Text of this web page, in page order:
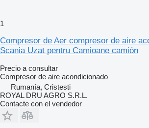
1
Compresor de Aer compresor de aire
Scania Uzat pentru Camioane camión
Precio a consultar
Compresor de aire acondicionado
Rumanía, Cristesti
ROYAL DRU AGRO S.R.L.
Contacte con el vendedor